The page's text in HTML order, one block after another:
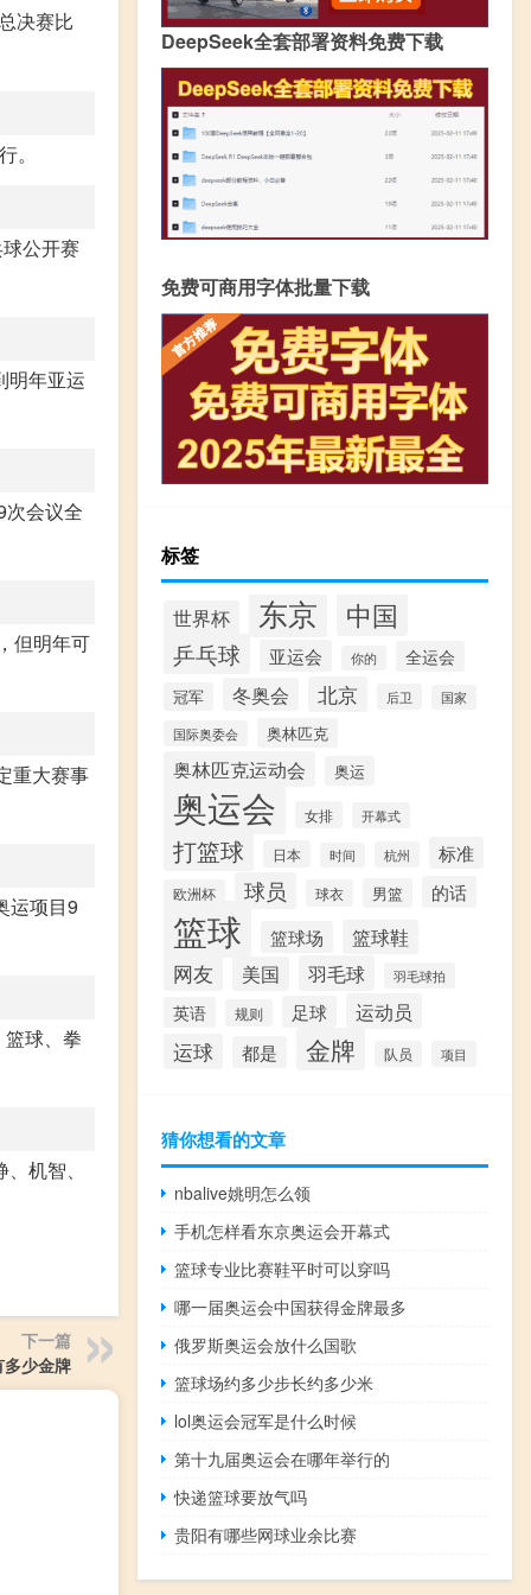
决赛比
。
公开赛
明年亚运
会议全
但明年可
重大赛事
运项目9
球、拳
机智、
下一篇
少金牌
DeepSeek全套部署资料免费下载
免费可商用字体批量下载
标签
世界杯 东京 中国
乒乓球 亚运会 你的 全运会
冠军 冬奥会 北京 后卫 国家
国际奥委会 奥林匹克
奥林匹克运动会 奥运
奥运会 女排 开幕式
打篮球 日本 时间 杭州 标准
欧洲杯 球员 球衣 男篮 的话
篮球 篮球场 篮球鞋
网友 美国 羽毛球 羽毛球拍
英语 规则 足球
运动员
运球
都是 金牌 队员 项目
猜你想看的文章
nbalive姚明怎么领
手机怎样看东京奥运会开幕式
篮球专业比赛鞋平时可以穿吗
哪一届奥运会中国获得金牌最多
俄罗斯奥运会放什么国歌
篮球场约多少步长约多少米
lol奥运会冠军是什么时候
第十九届奥运会在哪年举行的
快递篮球要放气吗
贵阳有哪些网球业余比赛